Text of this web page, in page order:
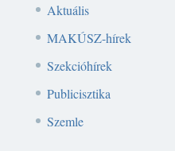
Aktuális
MAKÚSZ-hírek
Szekcióhírek
Publicisztika
Szemle